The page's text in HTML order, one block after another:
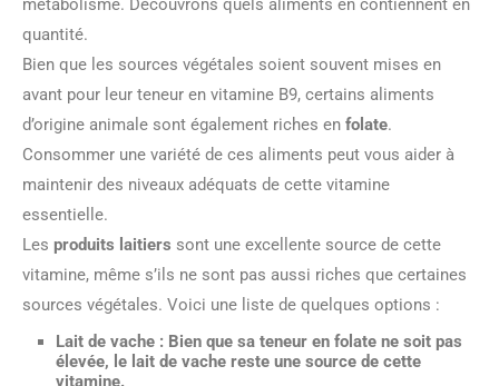
quantité.
Bien que les sources végétales soient souvent mises en
avant pour leur teneur en vitamine B9, certains aliments
d’origine animale sont également riches en folate.
Consommer une variété de ces aliments peut vous aider à
maintenir des niveaux adéquats de cette vitamine
essentielle.
Les produits laitiers sont une excellente source de cette
vitamine, même s’ils ne sont pas aussi riches que certaines
sources végétales. Voici une liste de quelques options :
Lait de vache : Bien que sa teneur en folate ne soit pas
élevée, le lait de vache reste une source de cette
vitamine.